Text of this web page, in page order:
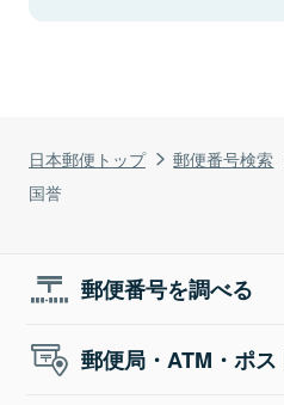
日本郵便トップ 郵便番号検索
国誉
郵便番号を調べる
郵便局・ATM・ポ